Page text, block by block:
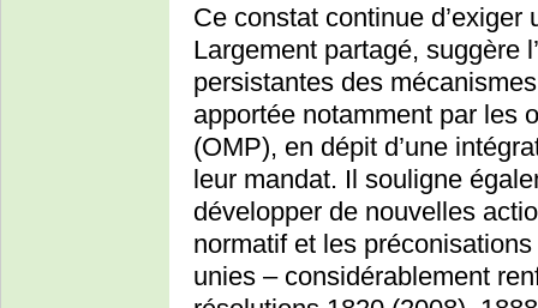
Ce constat continue
Largement partagé, suggère
persistantes des
apportée notamment par les
(OMP), en dépit d’une
leur mandat. Il souligne
développer de nouvelles
normatif et les
unies – considérablement